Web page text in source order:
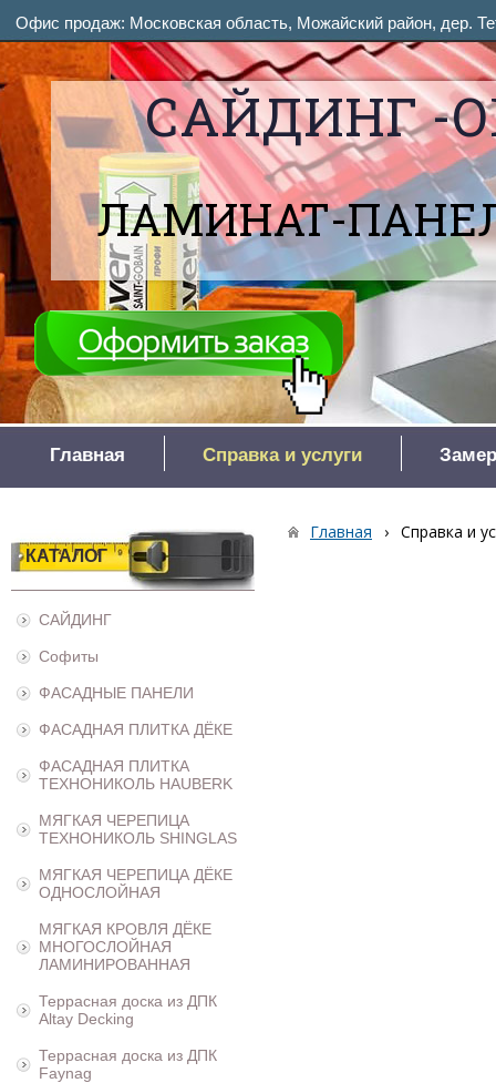
САЙДИНГ -
ЛАМИНАТ-
Офис продаж: Московская область, Можайский район, дер.
Главная Справка и услуги
КАТАЛОГ
САЙДИНГ
Софиты
ФАСАДНЫЕ ПАНЕЛИ
ФАСАДНАЯ ПЛИТКА ДЁКЕ
ФАСАДНАЯ ПЛИТКА
ТЕХНОНИКОЛЬ HAUBERK
МЯГКАЯ ЧЕРЕПИЦА
ТЕХНОНИКОЛЬ SHINGLAS
МЯГКАЯ ЧЕРЕПИЦА ДЁКЕ
ОДНОСЛОЙНАЯ
МЯГКАЯ КРОВЛЯ ДЁКЕ
МНОГОСЛОЙНАЯ
ЛАМИНИРОВАННАЯ
Террасная доска из ДПК
Altay Decking
Террасная доска из ДПК
Faynag
Главная › Справка и